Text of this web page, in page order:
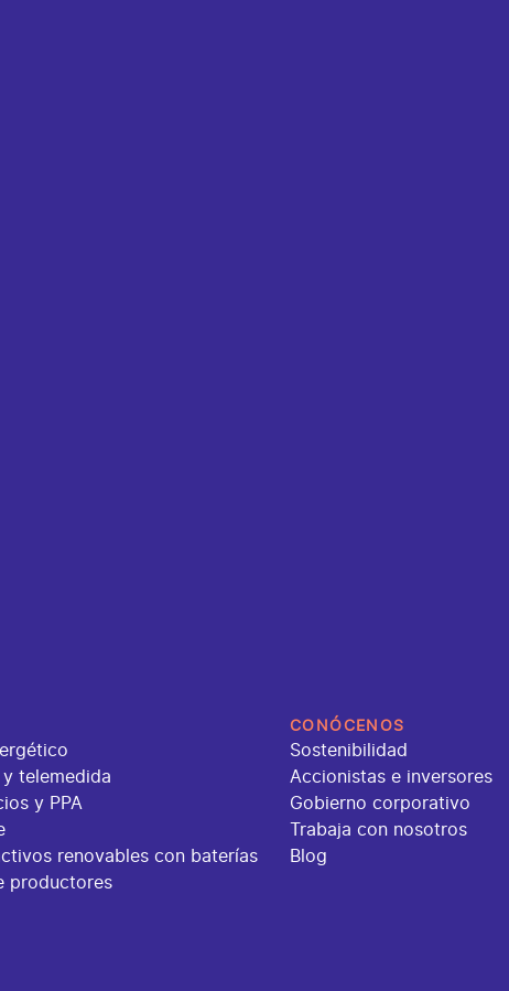
telemedida
y PPA
renovables con baterías
productores
CONÓCENOS
Sostenibilidad
Accionistas e inversores
Gobierno corporativo
Trabaja con nosotros
Blog